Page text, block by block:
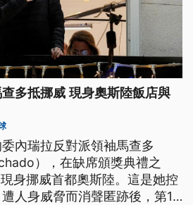
多抵挪威 現身奧斯陸飯店與
內瑞拉反對派領袖馬查多
），在缺席頒獎典禮之
身挪威首都奧斯陸。這是她控
人身威脅而消聲匿跡後，第1